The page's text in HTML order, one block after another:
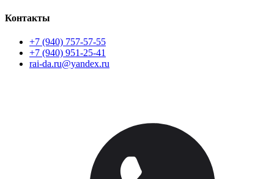
Контакты
+7 (940) 757-57-55
+7 (940) 951-25-41
rai-da.ru@yandex.ru